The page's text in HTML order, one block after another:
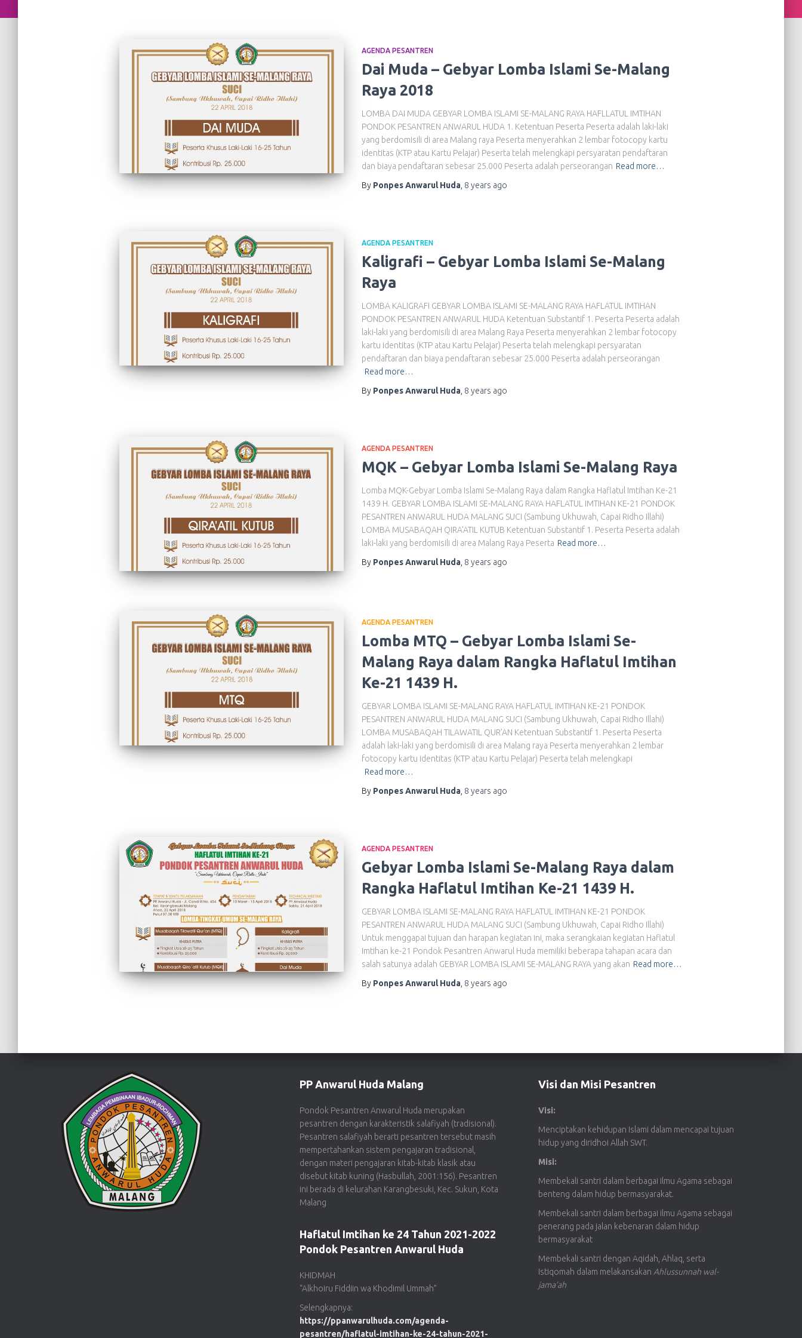
AGENDA PESANTREN
Dai Muda – Gebyar Lomba Islami Se-Malang
Raya 2018
LOMBA DAI MUDA GEBYAR LOMBA ISLAMI SE-MALANG RAYA HAFLLATUL IMTIHAN
PONDOK PESANTREN ANWARUL HUDA 1. Ketentuan Peserta Peserta adalah laki-laki
yang berdomisili di area Malang raya Peserta menyerahkan 2 lembar fotocopy kartu
identitas (KTP atau Kartu Pelajar) Peserta telah melengkapi persyaratan pendaftaran
dan biaya pendaftaran sebesar 25.000 Peserta adalah perseorangan Read more…
By Ponpes Anwarul Huda, 8 years ago
AGENDA PESANTREN
Kaligrafi – Gebyar Lomba Islami Se-Malang
Raya
LOMBA KALIGRAFI GEBYAR LOMBA ISLAMI SE-MALANG RAYA HAFLATUL IMTIHAN
PONDOK PESANTREN ANWARUL HUDA Ketentuan Substantif 1. Peserta Peserta adalah
laki-laki yang berdomisili di area Malang Raya Peserta menyerahkan 2 lembar fotocopy
kartu identitas (KTP atau Kartu Pelajar) Peserta telah melengkapi persyaratan
pendaftaran dan biaya pendaftaran sebesar 25.000 Peserta adalah perseorangan
Read more…
By Ponpes Anwarul Huda, 8 years ago
AGENDA PESANTREN
MQK – Gebyar Lomba Islami Se-Malang Raya
Lomba MQK-Gebyar Lomba Islami Se-Malang Raya dalam Rangka Haflatul Imtihan Ke-21
1439 H. GEBYAR LOMBA ISLAMI SE-MALANG RAYA HAFLATUL IMTIHAN KE-21 PONDOK
PESANTREN ANWARUL HUDA MALANG SUCI (Sambung Ukhuwah, Capai Ridho Illahi)
LOMBA MUSABAQAH QIRA’ATIL KUTUB Ketentuan Substantif 1. Peserta Peserta adalah
laki-laki yang berdomisili di area Malang Raya Peserta Read more…
By Ponpes Anwarul Huda, 8 years ago
AGENDA PESANTREN
Lomba MTQ – Gebyar Lomba Islami Se-
Malang Raya dalam Rangka Haflatul Imtihan
Ke-21 1439 H.
GEBYAR LOMBA ISLAMI SE-MALANG RAYA HAFLATUL IMTIHAN KE-21 PONDOK
PESANTREN ANWARUL HUDA MALANG SUCI (Sambung Ukhuwah, Capai Ridho Illahi)
LOMBA MUSABAQAH TILAWATIL QUR’AN Ketentuan Substantif 1. Peserta Peserta
adalah laki-laki yang berdomisili di area Malang raya Peserta menyerahkan 2 lembar
fotocopy kartu identitas (KTP atau Kartu Pelajar) Peserta telah melengkapi
Read more…
By Ponpes Anwarul Huda, 8 years ago
AGENDA PESANTREN
Gebyar Lomba Islami Se-Malang Raya dalam
Rangka Haflatul Imtihan Ke-21 1439 H.
GEBYAR LOMBA ISLAMI SE-MALANG RAYA HAFLATUL IMTIHAN KE-21 PONDOK
PESANTREN ANWARUL HUDA MALANG SUCI (Sambung Ukhuwah, Capai Ridho Illahi)
Untuk menggapai tujuan dan harapan kegiatan ini, maka serangkaian kegiatan Haflatul
Imtihan ke-21 Pondok Pesantren Anwarul Huda memiliki beberapa tahapan acara dan
salah satunya adalah GEBYAR LOMBA ISLAMI SE-MALANG RAYA yang akan Read more…
By Ponpes Anwarul Huda, 8 years ago
PP Anwarul Huda Malang
Pondok Pesantren Anwarul Huda merupakan
pesantren dengan karakteristik salafiyah (tradisional).
Pesantren salafiyah berarti pesantren tersebut masih
mempertahankan sistem pengajaran tradisional,
dengan materi pengajaran kitab-kitab klasik atau
disebut kitab kuning (Hasbullah, 2001:156). Pesantren
ini berada di kelurahan Karangbesuki, Kec. Sukun, Kota
Malang
Haflatul Imtihan ke 24 Tahun 2021-2022
Pondok Pesantren Anwarul Huda
KHIDMAH
“Alkhoiru Fiddiin wa Khodimil Ummah”
Selengkapnya:
https://ppanwarulhuda.com/agenda-
pesantren/haflatul-imtihan-ke-24-tahun-2021-
Visi dan Misi Pesantren
Visi:
Menciptakan kehidupan Islami dalam mencapai tujuan
hidup yang diridhoi Allah SWT.
Misi:
Membekali santri dalam berbagai ilmu Agama sebagai
benteng dalam hidup bermasyarakat.
Membekali santri dalam berbagai ilmu Agama sebagai
penerang pada jalan kebenaran dalam hidup
bermasyarakat
Membekali santri dengan Aqidah, Ahlaq, serta
Istiqomah dalam melakansakan Ahlussunnah wal-
jama’ah